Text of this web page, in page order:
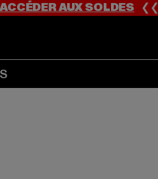
ACCÉDER AUX SOLDES❮❮